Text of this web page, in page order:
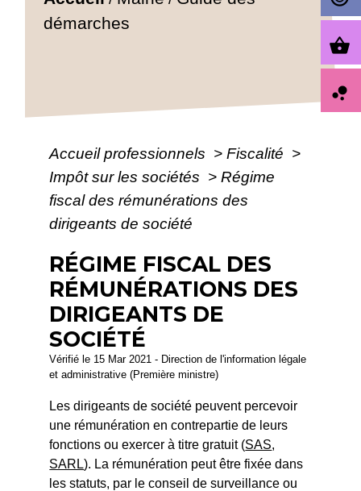
démarches
Accueil professionnels > Fiscalité >
Impôt sur les sociétés > Régime
fiscal des rémunérations des
dirigeants de société
RÉGIME FISCAL DES
RÉMUNÉRATIONS DES
DIRIGEANTS DE
SOCIÉTÉ
Vérifié le 15 Mar 2021 - Direction de l'information légale
et administrative (Première ministre)
Les dirigeants de société peuvent percevoir
une rémunération en contrepartie de leurs
fonctions ou exercer à titre gratuit (SAS,
SARL). La rémunération peut être fixée dans
les statuts, par le conseil de surveillance ou
shopping_basket
bubble_chart